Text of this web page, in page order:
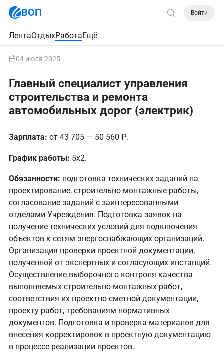
ВОП Войти
ЛентаОтдыхРаботаЕщё
04 июля 2025
Главный специалист управления
строительства и ремонта
автомобильных дорог (электрик)
Зарплата: от 43 705 — 50 560 ₽.
График работы: 5х2.
Обязанности: подготовка технических заданий на
проектирование, строительно-монтажные работы,
согласование заданий с заинтересованными
отделами Учреждения. Подготовка заявок на
получение технических условий для подключения
объектов к сетям энергоснабжающих организаций.
Организация проверки проектной документации,
полученной от экспертных и согласующих инстанций.
Осуществление выборочного контроля качества
выполняемых строительно-монтажных работ,
соответствия их проектно-сметной документации,
проекту работ, требованиям нормативных
документов. Подготовка и проверка материалов для
внесения корректировок в проектную документацию
в процессе реализации проектов.